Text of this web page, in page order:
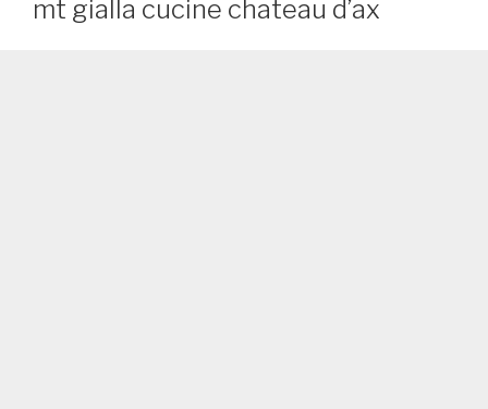
mt gialla cucine chateau d’ax